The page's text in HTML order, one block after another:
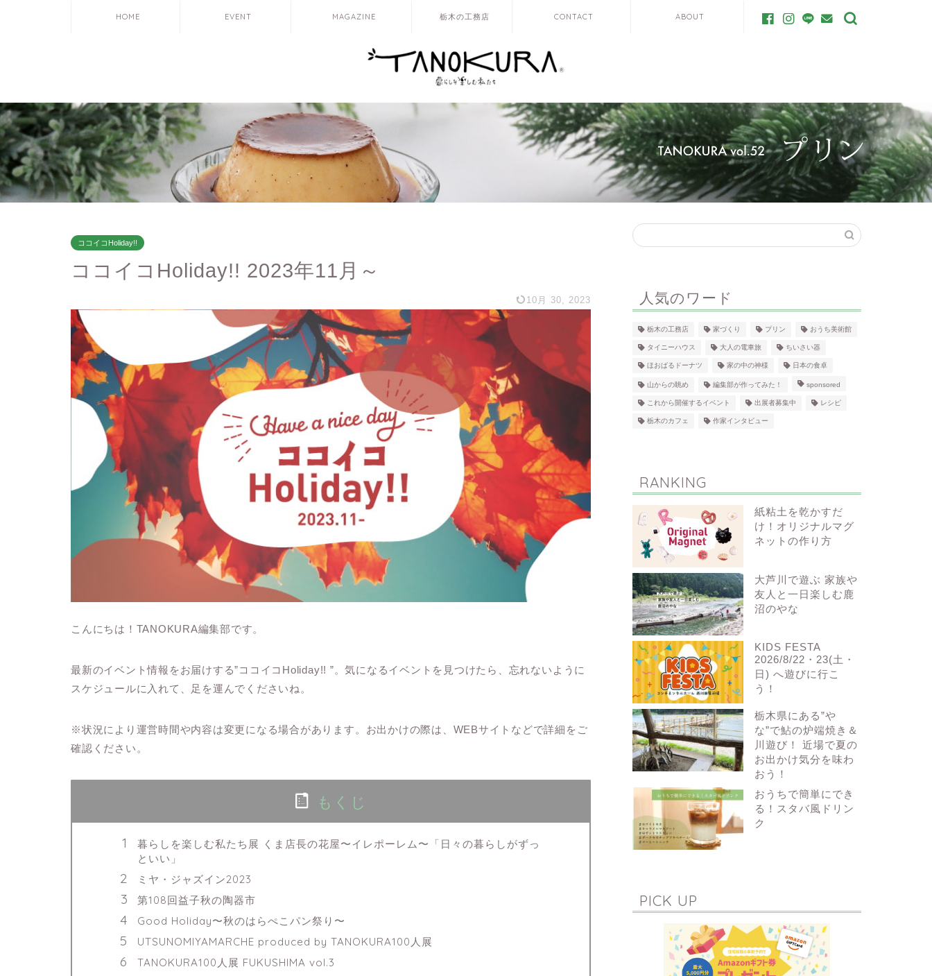
HOME EVENT MAGAZINE 栃木の工務店 CONTACT ABOUT
ココイコHoliday!!
ココイコHoliday!! 2023年11月～
10月 30, 2023
こんにちは！TANOKURA編集部です。
最新のイベント情報をお届けする”ココイコHoliday!! ”。気になるイベントを見つけたら、忘れないように
スケジュールに入れて、足を運んでくださいね。
※状況により運営時間や内容は変更になる場合があります。お出かけの際は、WEBサイトなどで詳細をご
確認ください。
もくじ
暮らしを楽しむ私たち展 くま店長の花屋〜イレポーレム〜「日々の暮らしがずっ
といい」
ミヤ・ジャズイン2023
第108回益子秋の陶器市
Good Holiday〜秋のはらぺこパン祭り〜
UTSUNOMIYAMARCHE produced by TANOKURA100人展
TANOKURA100人展 FUKUSHIMA vol.3
人気のワード
栃木の工務店 家づくり プリン おうち美術館
タイニーハウス 大人の電車旅 ちいさい器
ほおばるドーナツ 家の中の神様 日本の食卓
山からの眺め 編集部が作ってみた！ sponsored
これから開催するイベント 出展者募集中 レシピ
栃木のカフェ 作家インタビュー
RANKING
紙粘土を乾かすだ
け！オリジナルマグ
ネットの作り方
大芦川で遊ぶ 家族や
友人と一日楽しむ鹿
沼のやな
KIDS FESTA
2026/8/22・23(土・
日) へ遊びに行こ
う！
栃木県にある”や
な”で鮎の炉端焼き＆
川遊び！ 近場で夏の
お出かけ気分を味わ
おう！
おうちで簡単にでき
る！スタバ風ドリン
ク
PICK UP